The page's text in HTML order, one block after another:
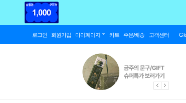
로그인 회원가입 마이페이지 카트 주문/배송 고객센터